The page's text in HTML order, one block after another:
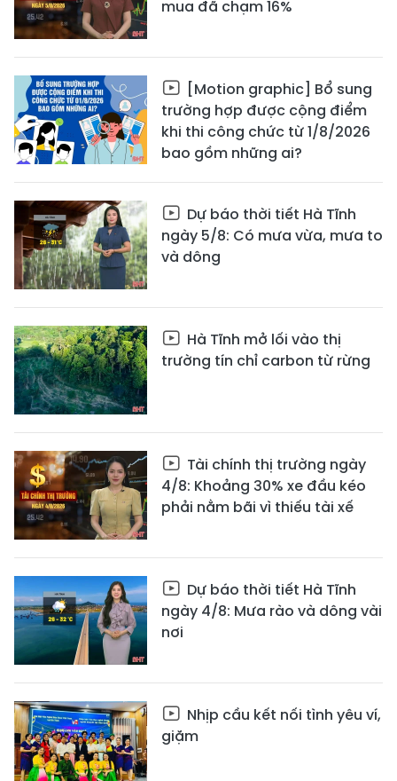
mua đã chạm 16%
[Motion graphic] Bổ sung
trường hợp được cộng điểm
khi thi công chức từ 1/8/2026
bao gồm những ai?
Dự báo thời tiết Hà Tĩnh
ngày 5/8: Có mưa vừa, mưa to
và dông
Hà Tĩnh mở lối vào thị
trường tín chỉ carbon từ rừng
Tài chính thị trường ngày
4/8: Khoảng 30% xe đầu kéo
phải nằm bãi vì thiếu tài xế
Dự báo thời tiết Hà Tĩnh
ngày 4/8: Mưa rào và dông vài
nơi
Nhịp cầu kết nối tình yêu ví,
giặm